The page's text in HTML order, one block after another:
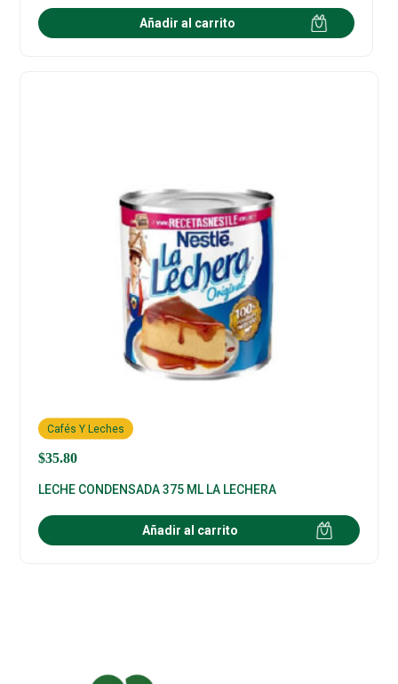
Añadir al carrito
$35.80
Cafés Y Leches
LECHE CONDENSADA 375 ML LA LECHERA
Añadir al carrito